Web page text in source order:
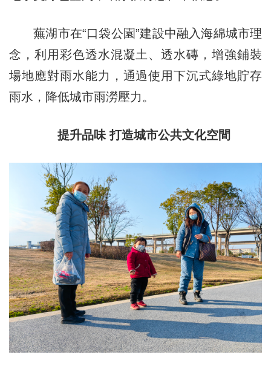
蕪湖市在“口袋公園”建設中融入海綿城市理
念，利用彩色透水混凝土、透水磚，增強鋪裝
場地應對雨水能力，通過使用下沉式綠地貯存
雨水，降低城市雨澇壓力。
提升品味 打造城市公共文化空間